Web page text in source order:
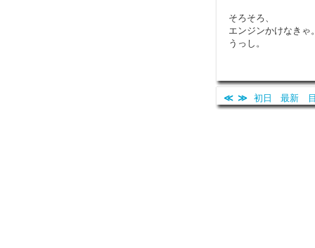
そろそろ、
エンジンかけなきゃ
うっし。
≪ ≫ 初日 最新